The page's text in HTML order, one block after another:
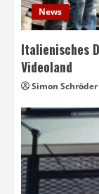
News
Italienisches
Videoland
Simon Schröder